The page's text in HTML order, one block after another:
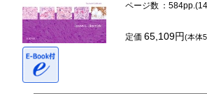
ページ数 ：
定価65,109円(本体